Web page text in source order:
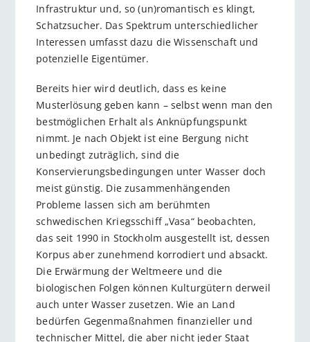
Infrastruktur und, so (un)romantisch es klingt,
Schatzsucher. Das Spektrum unterschiedlicher
Interessen umfasst dazu die Wissenschaft und
potenzielle Eigentümer.
Bereits hier wird deutlich, dass es keine
Musterlösung geben kann – selbst wenn man den
bestmöglichen Erhalt als Anknüpfungspunkt
nimmt. Je nach Objekt ist eine Bergung nicht
unbedingt zuträglich, sind die
Konservierungsbedingungen unter Wasser doch
meist günstig. Die zusammenhängenden
Probleme lassen sich am berühmten
schwedischen Kriegsschiff „Vasa“ beob­achten,
das seit 1990 in Stockholm ausgestellt ist, dessen
Korpus aber zunehmend korrodiert und absackt.
Die Erwärmung der Weltmeere und die
biologischen Folgen können Kulturgütern derweil
auch unter Wasser zusetzen. Wie an Land
bedürfen Gegenmaßnahmen finanzieller und
technischer Mittel, die aber nicht jeder Staat